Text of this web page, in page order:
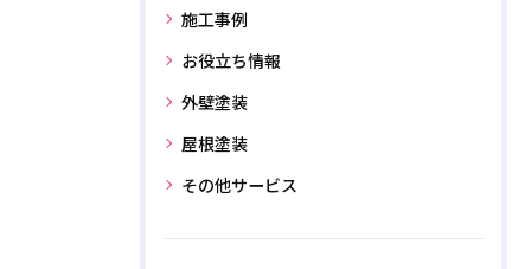
施工事例
お役立ち情報
外壁塗装
屋根塗装
その他サービス